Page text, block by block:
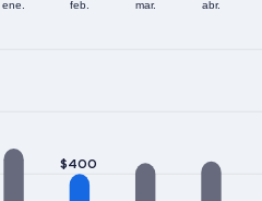
ene. feb. mar. abr.
$400